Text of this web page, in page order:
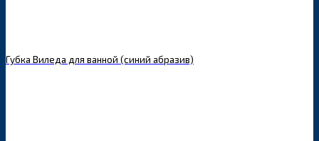
Губка Виледа для ванной (синий абразив)